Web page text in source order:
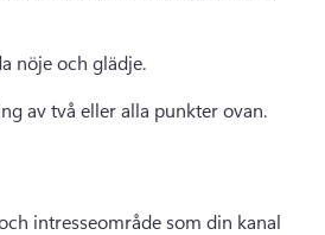
nöje och glädje.
av två eller alla punkter ovan.
intresseområde som din kanal